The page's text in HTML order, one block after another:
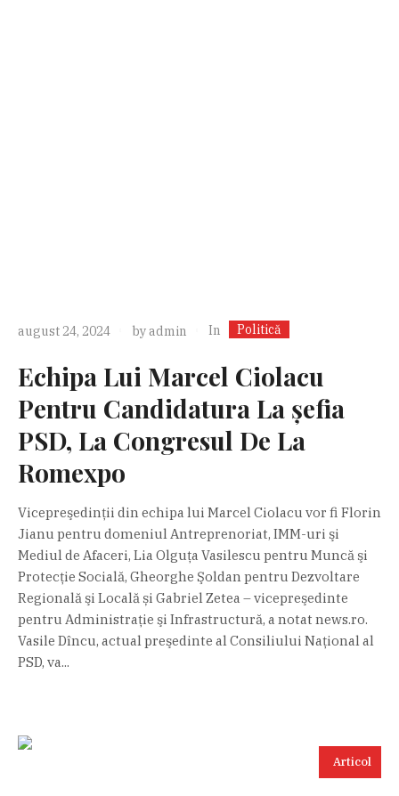
august 24, 2024 byadmin In Politică
Echipa Lui Marcel Ciolacu
Pentru Candidatura La șefia
PSD, La Congresul De La
Romexpo
Vicepreşedinţii din echipa lui Marcel Ciolacu vor fi Florin
Jianu pentru domeniul Antreprenoriat, IMM-uri şi
Mediul de Afaceri, Lia Olguţa Vasilescu pentru Muncă şi
Protecţie Socială, Gheorghe Şoldan pentru Dezvoltare
Regională şi Locală și Gabriel Zetea – vicepreşedinte
pentru Administraţie şi Infrastructură, a notat news.ro.
Vasile Dîncu, actual preşedinte al Consiliului Naţional al
PSD, va...
Articol